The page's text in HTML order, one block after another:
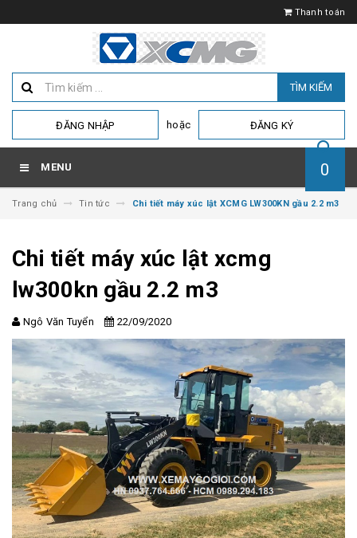
Thanh toán
TÌM KIẾM
ĐĂNG NHẬP hoặc ĐĂNG KÝ
MENU 0
Trang chủ Tin tức Chi tiết máy xúc lật XCMG LW300KN gầu 2.2 m3
Chi tiết máy xúc lật xcmg
lw300kn gầu 2.2 m3
Ngô Văn Tuyển 22/09/2020